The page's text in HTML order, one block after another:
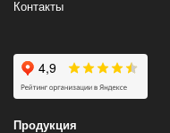
Контакты
Продукция